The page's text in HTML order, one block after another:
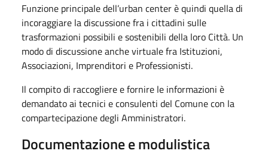
Funzione principale dell’urban center è quindi quella di
incoraggiare la discussione fra i cittadini sulle
trasformazioni possibili e sostenibili della loro Città. Un
modo di discussione anche virtuale fra Istituzioni,
Associazioni, Imprenditori e Professionisti.
Il compito di raccogliere e fornire le informazioni è
demandato ai tecnici e consulenti del Comune con la
compartecipazione degli Amministratori.
Documentazione e modulistica